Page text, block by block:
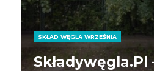
SKŁAD WĘGLA WRZEŚNIA
Składywęgla.pl